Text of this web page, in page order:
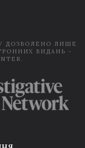
ДОЗВОЛЕНО ЛИШЕ
ВИДАНЬ -